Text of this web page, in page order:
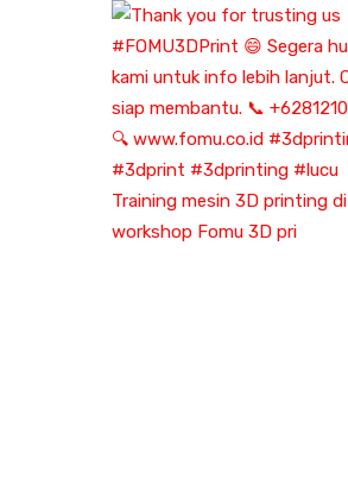
Training mesin 3D printing di
workshop Fomu 3D pri